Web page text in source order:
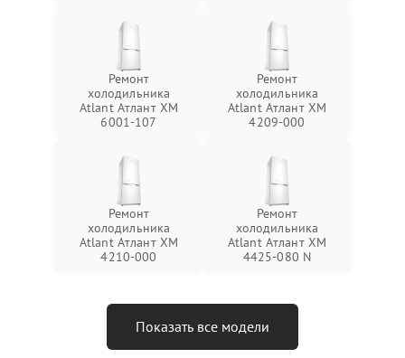
Ремонт
холодильника
Atlant Атлант ХМ
6001-107
Ремонт
холодильника
Atlant Атлант ХМ
4209-000
Ремонт
холодильника
Atlant Атлант ХМ
4210-000
Ремонт
холодильника
Atlant Атлант ХМ
4425-080 N
Показать все модели